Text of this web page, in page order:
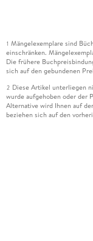
1 Mängelexemplare sind
einschränken.
Die frühere
sich auf den gebundenen
2 Diese Artikel unterliegen
wurde aufgehoben oder der
Alternative wird Ihnen auf
beziehen sich auf den